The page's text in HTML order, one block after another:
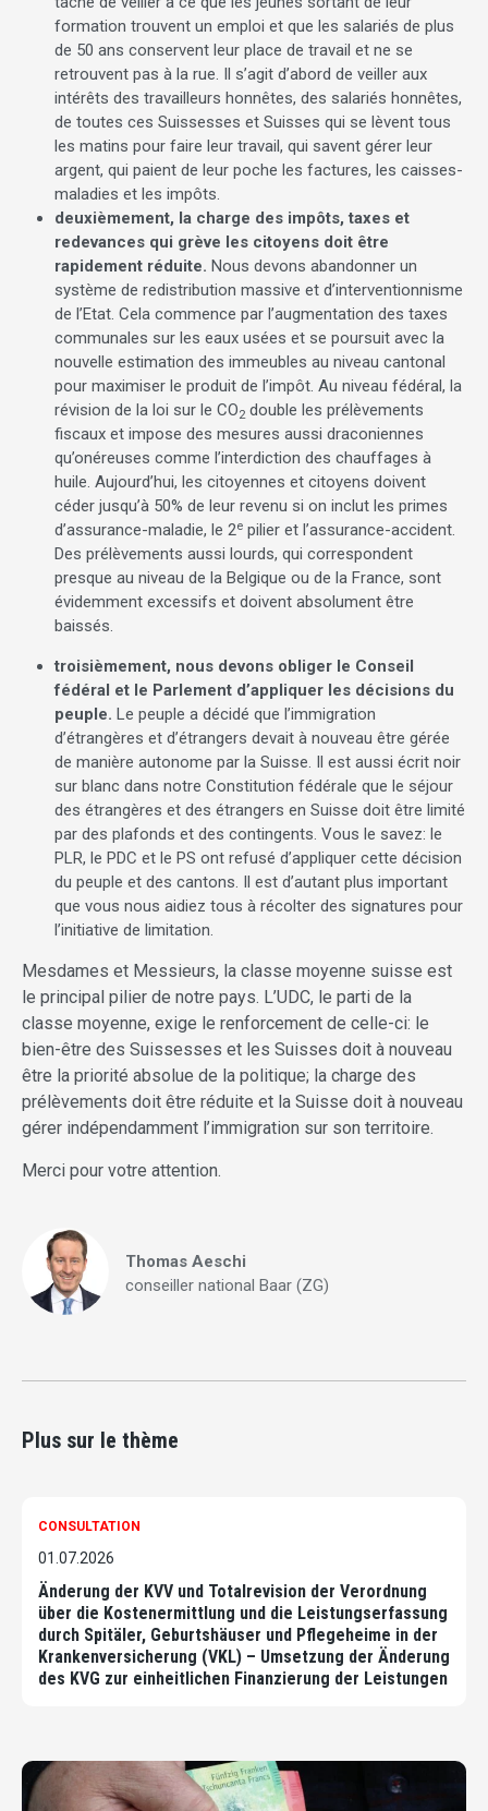
formation trouvent un emploi et que les salariés de plus
de 50 ans conservent leur place de travail et ne se
retrouvent pas à la rue. Il s’agit d’abord de veiller aux
intérêts des travailleurs honnêtes, des salariés honnêtes,
de toutes ces Suissesses et Suisses qui se lèvent tous
les matins pour faire leur travail, qui savent gérer leur
argent, qui paient de leur poche les factures, les caisses-
maladies et les impôts.
deuxièmement, la charge des impôts, taxes et
redevances qui grève les citoyens doit être
rapidement réduite. Nous devons abandonner un
système de redistribution massive et d’interventionnisme
de l’Etat. Cela commence par l’augmentation des taxes
communales sur les eaux usées et se poursuit avec la
nouvelle estimation des immeubles au niveau cantonal
pour maximiser le produit de l’impôt. Au niveau fédéral, la
révision de la loi sur le CO2 double les prélèvements
fiscaux et impose des mesures aussi draconiennes
qu’onéreuses comme l’interdiction des chauffages à
huile. Aujourd’hui, les citoyennes et citoyens doivent
céder jusqu’à 50% de leur revenu si on inclut les primes
d’assurance-maladie, le 2e pilier et l’assurance-accident.
Des prélèvements aussi lourds, qui correspondent
presque au niveau de la Belgique ou de la France, sont
évidemment excessifs et doivent absolument être
baissés.
troisièmement, nous devons obliger le Conseil
fédéral et le Parlement d’appliquer les décisions du
peuple. Le peuple a décidé que l’immigration
d’étrangères et d’étrangers devait à nouveau être gérée
de manière autonome par la Suisse. Il est aussi écrit noir
sur blanc dans notre Constitution fédérale que le séjour
des étrangères et des étrangers en Suisse doit être limité
par des plafonds et des contingents. Vous le savez: le
PLR, le PDC et le PS ont refusé d’appliquer cette décision
du peuple et des cantons. Il est d’autant plus important
que vous nous aidiez tous à récolter des signatures pour
l’initiative de limitation.
Mesdames et Messieurs, la classe moyenne suisse est
le principal pilier de notre pays. L’UDC, le parti de la
classe moyenne, exige le renforcement de celle-ci: le
bien-être des Suissesses et les Suisses doit à nouveau
être la priorité absolue de la politique; la charge des
prélèvements doit être réduite et la Suisse doit à nouveau
gérer indépendamment l’immigration sur son territoire.
Merci pour votre attention.
Thomas Aeschi
conseiller national Baar (ZG)
Plus sur le thème
CONSULTATION
01.07.2026
Änderung der KVV und Totalrevision der Verordnung
über die Kostenermittlung und die Leistungserfassung
durch Spitäler, Geburtshäuser und Pflegeheime in der
Krankenversicherung (VKL) – Umsetzung der Änderung
des KVG zur einheitlichen Finanzierung der Leistungen